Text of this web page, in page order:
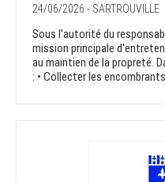
24/06/2026 - SARTROUVILLE
Sous l'autorité du
mission principale
au maintien de la propreté.
: • Collecter les